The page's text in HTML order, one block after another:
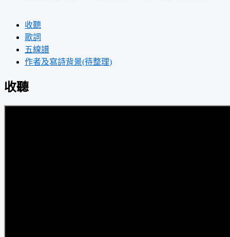
收聽
歌詞
五線譜
作者及寫詩背景(待整理)
收聽